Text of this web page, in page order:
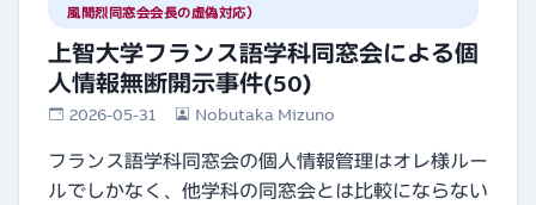
風間烈同窓会会長の虚偽対応）
上智大学フランス語学科同窓会による個
人情報無断開示事件(50)
2026-05-31 Nobutaka Mizuno
フランス語学科同窓会の個人情報管理はオレ様ルー
ルでしかなく、他学科の同窓会とは比較にならない